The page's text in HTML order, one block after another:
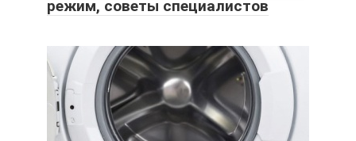
режим, советы специалистов